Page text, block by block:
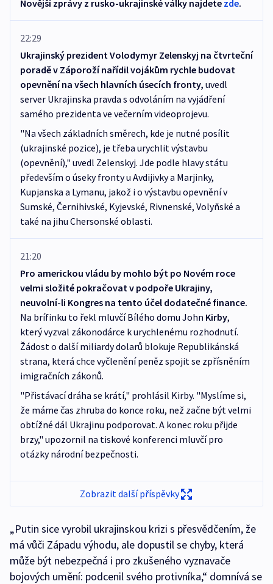
Novější zprávy z rusko-ukrajinské války najdete zde.
22:29
Ukrajinský prezident Volodymyr Zelenskyj na čtvrteční
poradě v Záporoží nařídil vojákům rychle budovat
opevnění na všech hlavních úsecích fronty, uvedl
server Ukrajinska pravda s odvoláním na vyjádření
samého prezidenta ve večerním videoprojevu.
"Na všech základních směrech, kde je nutné posílit
(ukrajinské pozice), je třeba urychlit výstavbu
(opevnění)," uvedl Zelenskyj. Jde podle hlavy státu
především o úseky fronty u Avdijivky a Marjinky,
Kupjanska a Lymanu, jakož i o výstavbu opevnění v
Sumské, Černihivské, Kyjevské, Rivnenské, Volyňské a
také na jihu Chersonské oblasti.
21:20
Pro americkou vládu by mohlo být po Novém roce
velmi složité pokračovat v podpoře Ukrajiny,
neuvolní-li Kongres na tento účel dodatečné finance.
Na brífinku to řekl mluvčí Bílého domu John Kirby,
který vyzval zákonodárce k urychlenému rozhodnutí.
Žádost o další miliardy dolarů blokuje Republikánská
strana, která chce vyčlenění peněz spojit se zpřísněním
imigračních zákonů.
"Přistávací dráha se krátí," prohlásil Kirby. "Myslíme si,
že máme čas zhruba do konce roku, než začne být velmi
obtížné dál Ukrajinu podporovat. A konec roku přijde
brzy," upozornil na tiskové konferenci mluvčí pro
otázky národní bezpečnosti.
Zobrazit další příspěvky
„Putin sice vyrobil ukrajinskou krizi s přesvědčením, že
má vůči Západu výhodu, ale dopustil se chyby, která
může být nebezpečná i pro zkušeného vyznavače
bojových umění: podcenil svého protivníka,“ domnívá se